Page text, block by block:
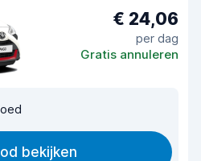
€ 24,06
per dag
Gratis annuleren
bekijken